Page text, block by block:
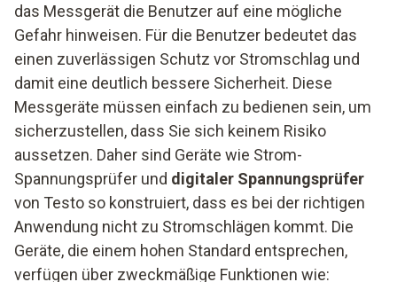
das Messgerät die Benutzer auf eine mögliche
Gefahr hinweisen. Für die Benutzer bedeutet das
einen zuverlässigen Schutz vor Stromschlag und
damit eine deutlich bessere Sicherheit. Diese
Messgeräte müssen einfach zu bedienen sein, um
sicherzustellen, dass Sie sich keinem Risiko
aussetzen. Daher sind Geräte wie Strom-
Spannungsprüfer und digitaler Spannungsprüfer
von Testo so konstruiert, dass es bei der richtigen
Anwendung nicht zu Stromschlägen kommt. Die
Geräte, die einem hohen Standard entsprechen,
verfügen über zweckmäßige Funktionen wie: